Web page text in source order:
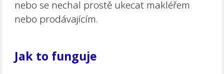
nebo se nechal prostě ukecat makléřem
nebo prodávajícím.
Jak to funguje